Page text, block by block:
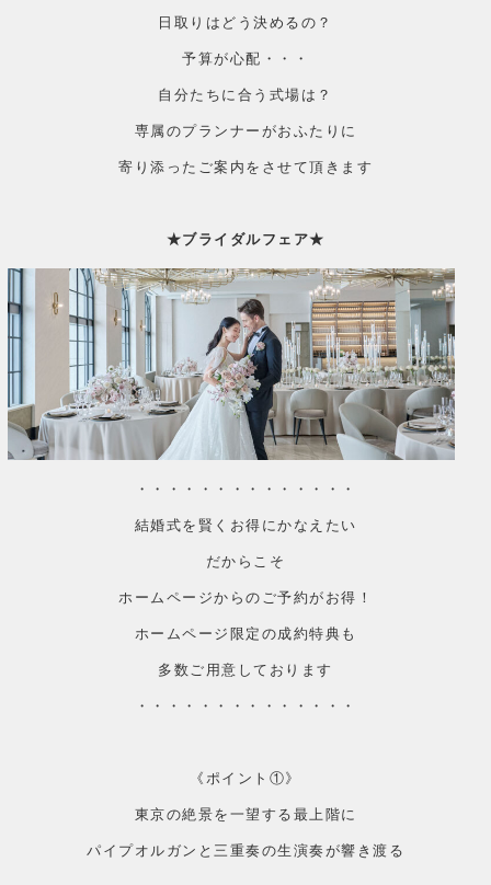
日取りはどう決めるの？
予算が心配・・・
自分たちに合う式場は？
専属のプランナーがおふたりに
寄り添ったご案内をさせて頂きます
★ブライダルフェア★
・・・・・・・・・・・・・・
結婚式を賢くお得にかなえたい
だからこそ
ホームページからのご予約がお得！
ホームページ限定の成約特典も
多数ご用意しております
・・・・・・・・・・・・・・
《ポイント①》
東京の絶景を一望する最上階に
パイプオルガンと三重奏の生演奏が響き渡る